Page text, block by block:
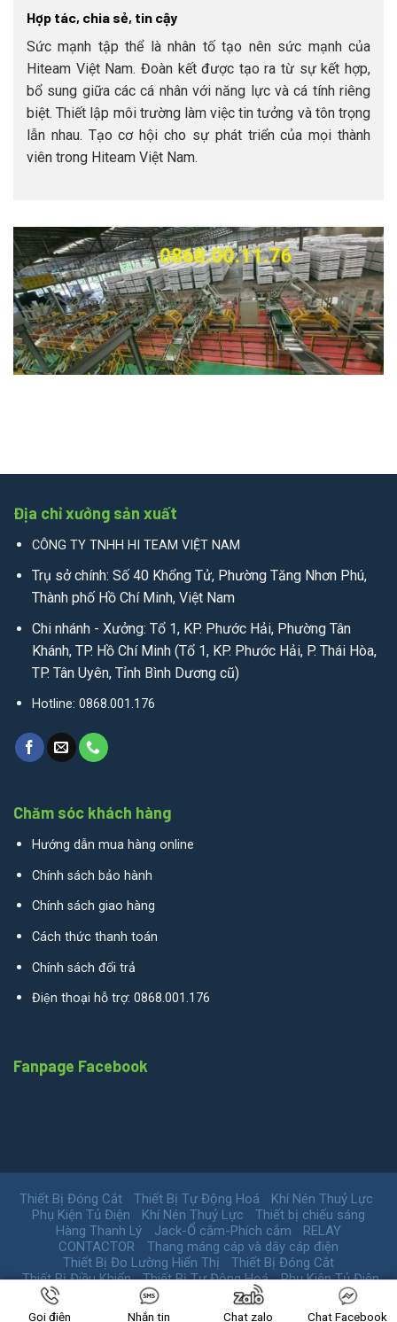
Hợp tác, chia sẻ, tin cậy
Sức mạnh tập thể là nhân tố tạo nên sức mạnh của
Hiteam Việt Nam. Đoàn kết được tạo ra từ sự kết hợp,
bổ sung giữa các cá nhân với năng lực và cá tính riêng
biệt. Thiết lập môi trường làm việc tin tưởng và tôn trọng
lẫn nhau. Tạo cơ hội cho sự phát triển của mọi thành
viên trong Hiteam Việt Nam.
Địa chỉ xưởng sản xuất
CÔNG TY TNHH HI TEAM VIỆT NAM
Trụ sở chính: Số 40 Khổng Tử, Phường Tăng Nhơn Phú,
Thành phố Hồ Chí Minh, Việt Nam
Chi nhánh - Xưởng: Tổ 1, KP. Phước Hải, Phường Tân
Khánh, TP. Hồ Chí Minh (Tổ 1, KP. Phước Hải, P. Thái Hòa,
TP. Tân Uyên, Tỉnh Bình Dương cũ)
Hotline: 0868.001.176
Chăm sóc khách hàng
Hướng dẫn mua hàng online
Chính sách bảo hành
Chính sách giao hàng
Cách thức thanh toán
Chính sách đổi trả
Điện thoại hỗ trợ: 0868.001.176
Fanpage Facebook
Thiết Bị Đóng Cắt Thiết Bị Tự Động Hoá
Khí Nén Thuỷ Lực
Phụ Kiện Tủ Điện
Khí Nén Thuỷ Lực
Thiết bị chiếu sáng
Hàng Thanh Lý
Jack-Ổ cắm-Phích cắm
RELAY
CONTACTOR
Thang máng cáp và dây cáp điện
Thiết Bị Đo Lường Hiển Thị
Thiết Bị Đóng Cắt
Thiết Bị Điều Khiển
Thiết Bị Tự Động Hoá Phụ Kiện Tủ Điện
Copyright 2026 © HiTeamVN.
Gọi điện Nhắn tin Chat zalo Chat Facebook